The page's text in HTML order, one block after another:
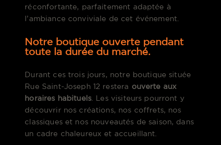
réconfortante, parfaitement adaptée à
l’ambiance conviviale de cet événement.
Notre boutique ouverte pendant
toute la durée du marché.
Durant ces trois jours, notre boutique située
Rue Saint-Joseph 12 restera
ouverte aux
horaires habituels . Les visiteurs pourront y
découvrir nos créations, nos coffrets, nos
classiques et nos nouveautés de saison, dans
un cadre chaleureux et accueillant.